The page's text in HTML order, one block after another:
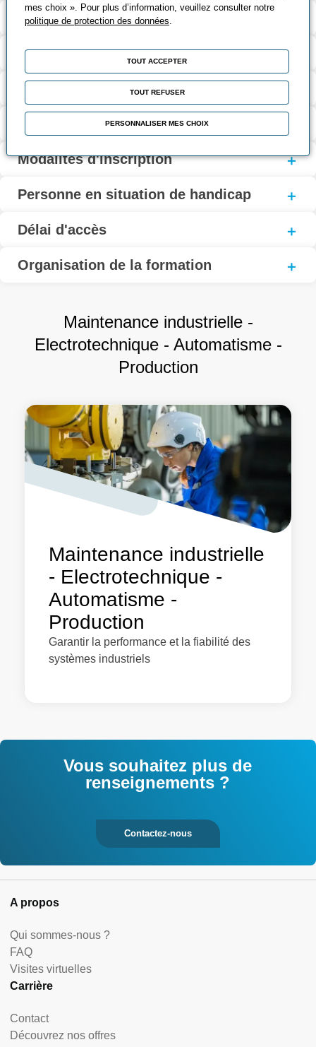
Contenu de la formation
Modalités d’évaluation
Contact
Coût et financement
Modalités d'inscription
Personne en situation de handicap
Délai d'accès
Organisation de la formation
Maintenance industrielle -
Electrotechnique - Automatisme -
Production
Maintenance industrielle
- Electrotechnique -
Automatisme -
Production
Garantir la performance et la fiabilité des
systèmes industriels
Vous souhaitez plus de
renseignements ?
Contactez-nous
A propos
Qui sommes-nous ?
FAQ
Visites virtuelles
Carrière
Contact
Découvrez nos offres
mes choix ». Pour plus d’information, veuillez consulter notre
politique de protection des données
TOUT ACCEPTER
TOUT REFUSER
PERSONNALISER MES CHOIX